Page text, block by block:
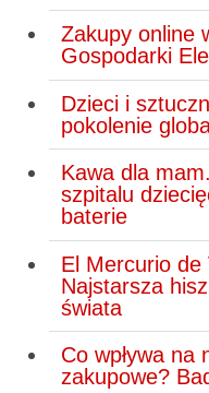
Zakupy online
Gospodarki
Dzieci i
pokolenie
Kawa dla
szpitalu
baterie
El Mercurio de
Najstarsza
świata
Co wpływa na
zakupowe?